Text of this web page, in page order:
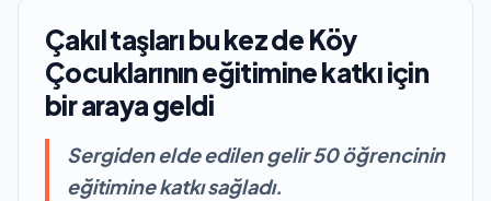
Çakıl taşları bu kez de Köy
Çocuklarının eğitimine katkı için
bir araya geldi
Sergiden elde edilen gelir 50 öğrencinin
eğitimine katkı sağladı.